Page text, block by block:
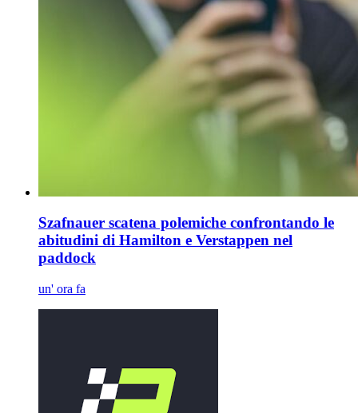
Szafnauer scatena polemiche confrontando le
abitudini di Hamilton e Verstappen nel
paddock
un' ora fa